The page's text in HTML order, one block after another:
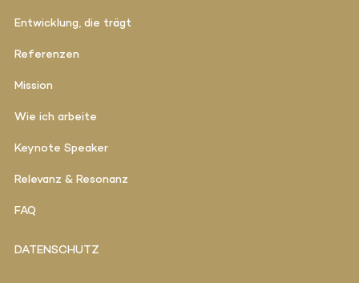
Entwicklung, die trägt
Referenzen
Mission
Wie ich arbeite
Keynote Speaker
Relevanz & Resonanz
FAQ
DATENSCHUTZ